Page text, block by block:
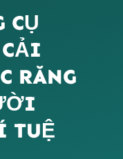
CỤ
RĂNG
TUỆ